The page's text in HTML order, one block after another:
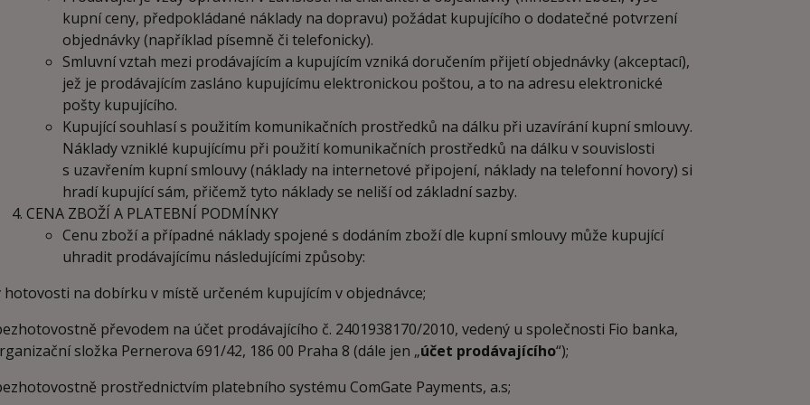
kupní ceny, předpokládané náklady na dopravu) požádat kupujícího o dodatečné potvrzení
objednávky (například písemně či telefonicky).
Smluvní vztah mezi prodávajícím a kupujícím vzniká doručením přijetí objednávky (akceptací),
jež je prodávajícím zasláno kupujícímu elektronickou poštou, a to na adresu elektronické
pošty kupujícího.
Kupující souhlasí s použitím komunikačních prostředků na dálku při uzavírání kupní smlouvy.
Náklady vzniklé kupujícímu při použití komunikačních prostředků na dálku v souvislosti
s uzavřením kupní smlouvy (náklady na internetové připojení, náklady na telefonní hovory) si
hradí kupující sám, přičemž tyto náklady se neliší od základní sazby.
CENA ZBOŽÍ A PLATEBNÍ PODMÍNKY
Cenu zboží a případné náklady spojené s dodáním zboží dle kupní smlouvy může kupující
uhradit prodávajícímu následujícími způsoby:
hotovosti na dobírku v místě určeném kupujícím v objednávce;
převodem na účet prodávajícího č. 2401938170/2010, vedený u společnosti Fio banka,
složka Pernerova 691/42, 186 00 Praha 8 (dále jen „účet prodávajícího“);
prostřednictvím platebního systému ComGate Payments, a.s;